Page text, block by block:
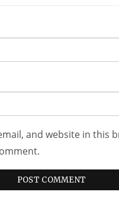
and website in this